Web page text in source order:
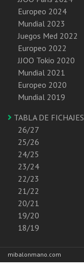
Europeo 2024
Mundial 2023
Juegos Med 2022
Europeo 2022
JJOO Tokio 2020
Mundial 2021
Europeo 2020
Mundial 2019
TABLA DE FICHAJES
26/27
25/26
24/25
23/24
22/23
21/22
20/21
19/20
18/19
mibalonmano.com